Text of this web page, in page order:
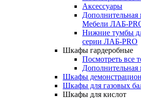
Аксессуары
Дополнительная
Мебели ЛАБ-
Нижние тумбы
серии ЛАБ-PRO
Шкафы гардеробные
Посмотреть все
Дополнительная
Шкафы
Шкафы для газовых
Шкафы для кислот